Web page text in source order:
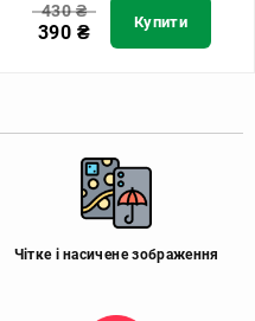
430₴
390 ₴ Купити
Чітке і насичене зображення